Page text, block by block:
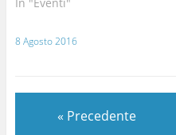
In "Eventi"
8 Agosto 2016
« Precedente